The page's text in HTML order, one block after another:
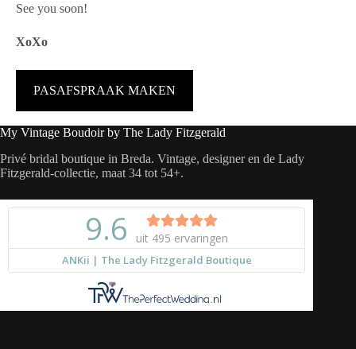
See you soon!
XoXo
PASAFSPRAAK MAKEN
My Vintage Boudoir by The Lady Fitzgerald
Privé bridal boutique in Breda. Vintage, designer en de Lady
Fitzgerald-collectie, maat 34 tot 54+.